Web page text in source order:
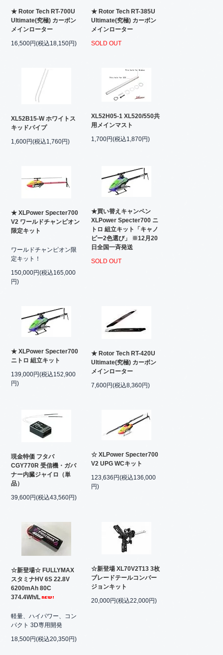
★ Rotor Tech RT-700U
Ultimate(究極) カーボン
メインローター
16,500円(税込18,150円)
★ Rotor Tech RT-385U
Ultimate(究極) カーボン
メインローター
SOLD OUT
XL52B15-W ホワイトス
キッドパイプ
1,600円(税込1,760円)
XL52H05-1 XL520/550共
用メインマスト
1,700円(税込1,870円)
★ XLPower Specter700
V2 ワールドチャンピオン
限定キット
ワールドチャンピオン限
定キット！
150,000円(税込165,000
円)
★買い替えキャンペン
XLPower Specter700 ニ
トロ 組立キット「キャノ
ピー2色選び」 ※12月20
日全国一斉発送
SOLD OUT
★ XLPower Specter700
ニトロ 組立キット
139,000円(税込152,900
円)
★ Rotor Tech RT-420U
Ultimate(究極) カーボン
メインローター
7,600円(税込8,360円)
現金特価 フタバ
CGY770R 受信機・ガバ
ナー内臓ジャイロ（単
品）
39,600円(税込43,560円)
☆ XLPower Specter700
V2 UPG WCキット
123,636円(税込136,000
円)
☆新登場☆ FULLYMAX
スタミナHV 6S 22.8V
6200mAh 80C
374.4Wh/L
軽量、ハイパワー、コン
パクト 3D専用開発
18,500円(税込20,350円)
☆新登場 XL70V2T13 3枚
ブレードテールコンバー
ジョンキット
20,000円(税込22,000円)